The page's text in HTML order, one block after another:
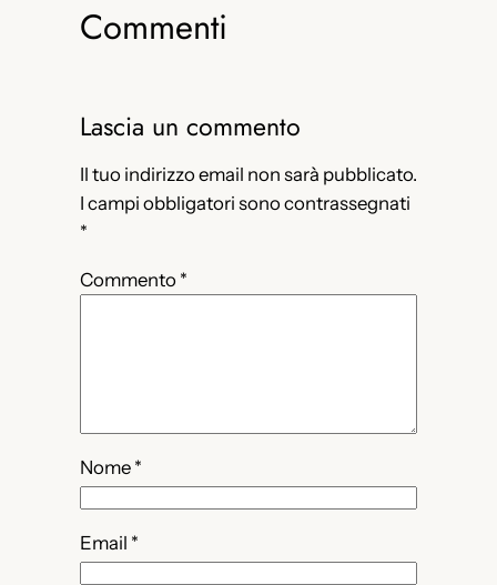
Commenti
Lascia un commento
Il tuo indirizzo email non sarà pubblicato.
I campi obbligatori sono contrassegnati
*
Commento *
Nome *
Email *